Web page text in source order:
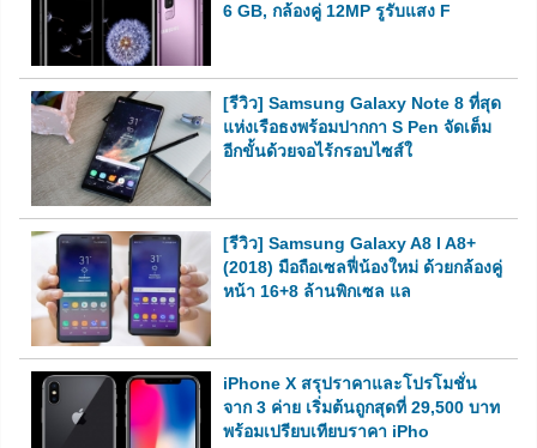
6 GB, กล้องคู่ 12MP รูรับแสง F
[รีวิว] Samsung Galaxy Note 8 ที่สุด
แห่งเรือธงพร้อมปากกา S Pen จัดเต็ม
อีกขั้นด้วยจอไร้กรอบไซส์ใ
[รีวิว] Samsung Galaxy A8 l A8+
(2018) มือถือเซลฟี่น้องใหม่ ด้วยกล้องคู่
หน้า 16+8 ล้านพิกเซล แล
iPhone X สรุปราคาและโปรโมชั่น
จาก 3 ค่าย เริ่มต้นถูกสุดที่ 29,500 บาท
พร้อมเปรียบเทียบราคา iPho